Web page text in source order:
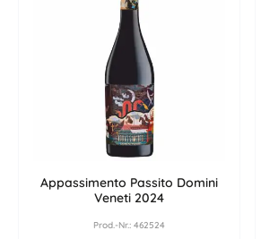
Appassimento Passito Domini
Veneti 2024
Prod.-Nr.: 462524